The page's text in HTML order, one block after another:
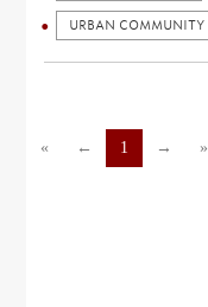
URBAN COMMUNITY
« ← 1 → »